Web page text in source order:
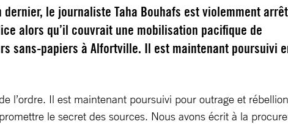
dernier, le journaliste Taha Bouhafs est violemment
alors qu’il couvrait une mobilisation pacifique de
sans-papiers à Alfortville. Il est maintenant poursuivi
l’ordre. Il est maintenant poursuivi pour outrage et
le secret des sources. Nous avons écrit à la